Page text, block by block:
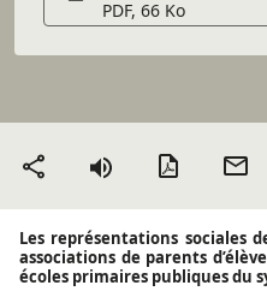
PDF, 66 Ko
Partager Version PDF
Les représentations sociales
associations de parents
écoles primaires publiques du